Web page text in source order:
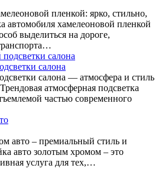
пленкой: ярко, стильно,
автомобиля хамелеоновой пленкой
выделиться на дороге,
салона
салона — атмосфера и стиль
атмосферная подсветка
частью современного
авто – премиальный стиль и
авто золотым хромом – это
услуга для тех,…